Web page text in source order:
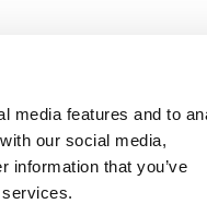
media features and to
our social media,
information that you’ve